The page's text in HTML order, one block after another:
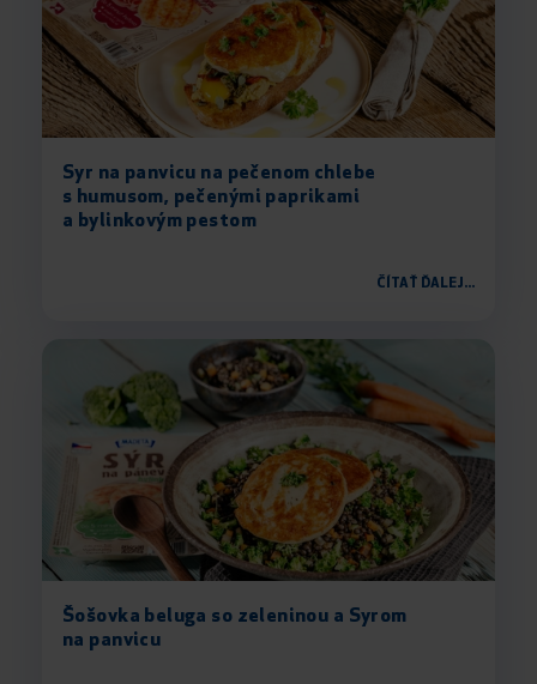
Syr na panvicu na pečenom chlebe
s humusom, pečenými paprikami
a bylinkovým pestom
ČÍTAŤ ĎALEJ...
Šošovka beluga so zeleninou a Syrom
na panvicu